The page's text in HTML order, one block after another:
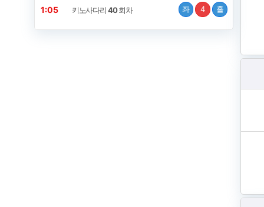
1:04 키노사다리40회차 좌 4 홀